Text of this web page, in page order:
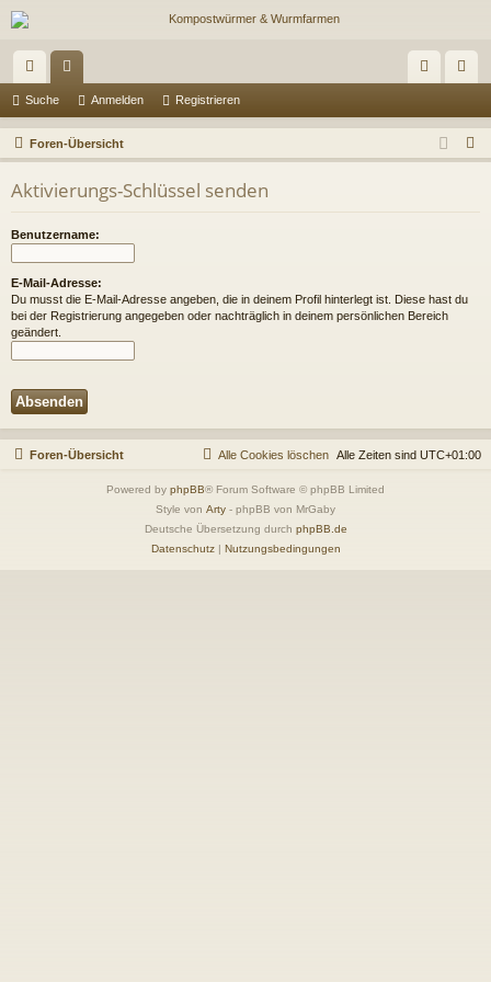
ch
ne
llz
ug
riff
en m
el
ist
rie
Suche Anmelden Registrieren
Foren-Übersicht
u
Aktivierungs-Schlüssel senden
Benutzername:
E-Mail-Adresse:
Du musst die E-Mail-Adresse angeben, die in deinem Profil hinterlegt ist. Diese hast du
bei der Registrierung angegeben oder nachträglich in deinem persönlichen Bereich
geändert.
Foren-Übersicht Alle Zeiten sind UTC+01:00
Alle Cookies löschen
Powered by phpBB® Forum Software © phpBB Limited
Style von Arty - phpBB von MrGaby
Deutsche Übersetzung durch phpBB.de
Datenschutz| Nutzungsbedingungen